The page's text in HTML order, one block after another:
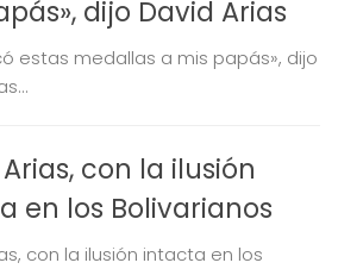
dijo David Arias
estas medallas a mis papás», dijo
con la ilusión
en los Bolivarianos
con la ilusión intacta en los